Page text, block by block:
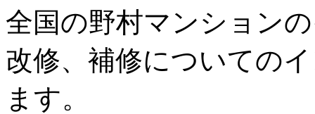
全国の野村マンション
改修、補修についての
ます。